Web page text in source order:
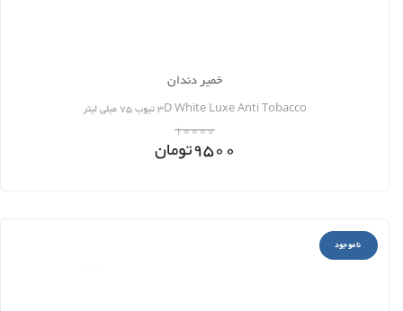
خمیر دندان
3D White Luxe Anti Tobacco تیوب 75 میلی لیتر
10000
9500تومان
ناموجود